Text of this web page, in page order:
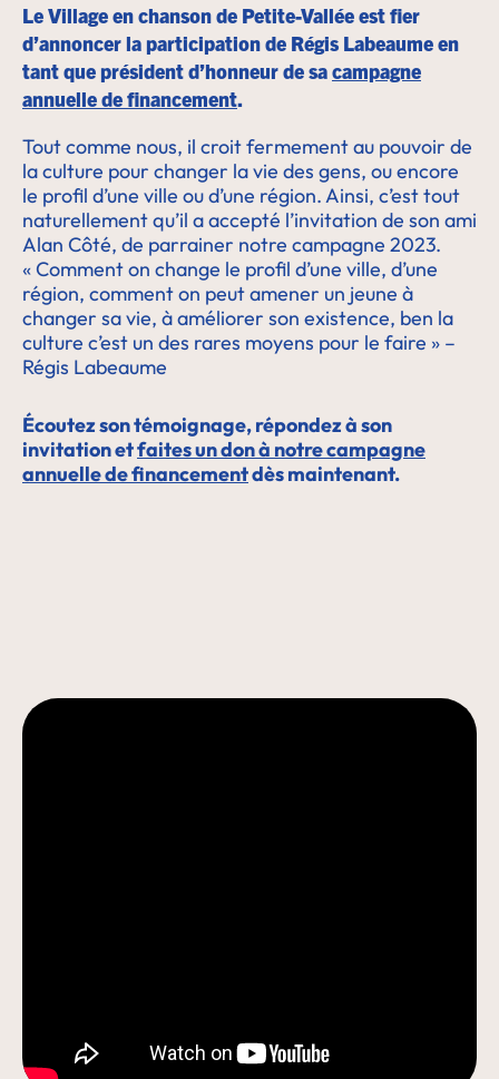
Le Village en chanson de Petite-Vallée est fier
d’annoncer la participation de Régis Labeaume en
tant que président d’honneur de sacampagne
annuelle de financement.
Tout comme nous, il croit fermement au pouvoir de
la culture pour changer la vie des gens, ou encore
le profil d’une ville ou d’une région. Ainsi, c’est tout
naturellement qu’il a accepté l’invitation de son ami
Alan Côté, de parrainer notre campagne 2023.
« Comment on change le profil d’une ville, d’une
région, comment on peut amener un jeune à
changer sa vie, à améliorer son existence, ben la
culture c’est un des rares moyens pour le faire » –
Régis Labeaume
Écoutez son témoignage, répondez à son
invitation etfaites un don à notre campagne
annuelle de financementdès maintenant.